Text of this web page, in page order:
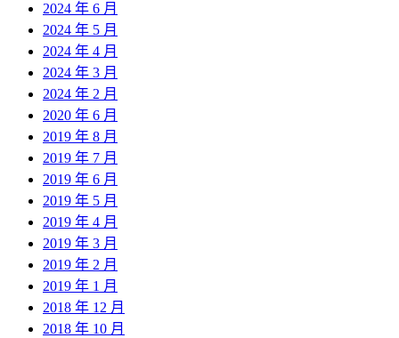
2024 年 6 月
2024 年 5 月
2024 年 4 月
2024 年 3 月
2024 年 2 月
2020 年 6 月
2019 年 8 月
2019 年 7 月
2019 年 6 月
2019 年 5 月
2019 年 4 月
2019 年 3 月
2019 年 2 月
2019 年 1 月
2018 年 12 月
2018 年 10 月